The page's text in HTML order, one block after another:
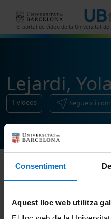
Consentiment
Aquest lloc web utilitza
El portal de vídeo de la Universitat de
Lejardi,
1 vídeos Segueix i
Ordenar